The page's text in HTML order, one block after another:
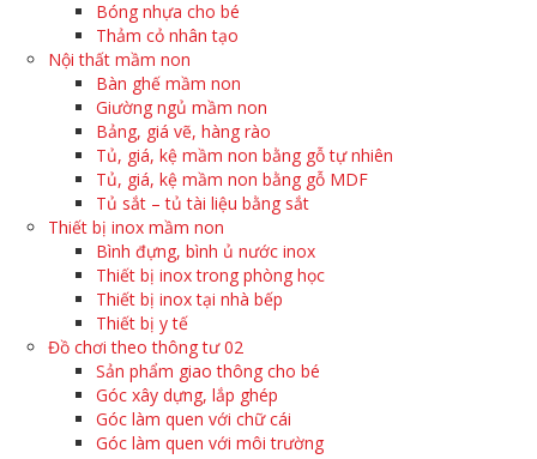
Bóng nhựa cho bé
Thảm cỏ nhân tạo
Nội thất mầm non
Bàn ghế mầm non
Giường ngủ mầm non
Bảng, giá vẽ, hàng rào
Tủ, giá, kệ mầm non bằng gỗ tự nhiên
Tủ, giá, kệ mầm non bằng gỗ MDF
Tủ sắt – tủ tài liệu bằng sắt
Thiết bị inox mầm non
Bình đựng, bình ủ nước inox
Thiết bị inox trong phòng học
Thiết bị inox tại nhà bếp
Thiết bị y tế
Đồ chơi theo thông tư 02
Sản phẩm giao thông cho bé
Góc xây dựng, lắp ghép
Góc làm quen với chữ cái
Góc làm quen với môi trường